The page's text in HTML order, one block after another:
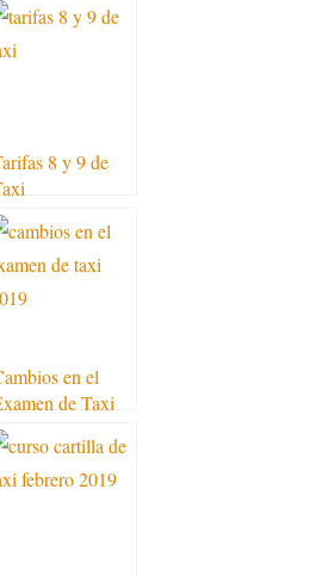
8 y 9 de
en el
de Taxi